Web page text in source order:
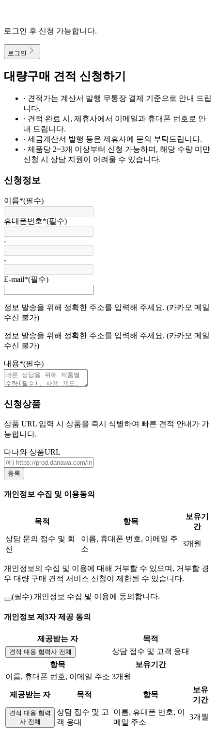
로그인 후 신청 가능합니다.
로그인
대량구매 견적 신청하기
· 견적가는 계산서 발행 무통장 결제 기준으로 안내 드립
니다.
· 견적 완료 시, 제휴사에서 이메일과 휴대폰 번호로 안
내 드립니다.
· 세금계산서 발행 등은 제휴사에 문의 부탁드립니다.
· 제품당 2~3개 이상부터 신청 가능하며, 해당 수량 미만
신청 시 상담 지원이 어려울 수 있습니다.
신청정보
이름*(필수)
휴대폰번호*(필수)
-
-
E-mail*(필수)
정보 발송을 위해 정확한 주소를 입력해 주세요. (카카오 메일
수신 불가)
정보 발송을 위해 정확한 주소를 입력해 주세요. (카카오 메일
수신 불가)
내용*(필수)
신청상품
상품 URL 입력 시 상품을 즉시 식별하여 빠른 견적 안내가 가
능합니다.
다나와 상품URL
등록
개인정보 수집 및 이용동의
목적 항목
보유기
간
상담 문의 접수 및 회
신
이름, 휴대폰 번호, 이메일 주
소
3개월
개인정보의 수집 및 이용에 대해 거부할 수 있으며, 거부할 경
우 대량 구매 견적 서비스 신청이 제한될 수 있습니다.
(필수) 개인정보 수집 및 이용에 동의합니다.
개인정보 제3자 제공 동의
제공받는 자 목적
견적 대응 협력사 전체
상담 접수 및 고객 응대
항목
보유기간
이름, 휴대폰 번호, 이메일 주소 3개월
제공받는 자 목적 항목
보유
기간
견적 대응 협력
사 전체
상담 접수 및 고
객 응대
이름, 휴대폰 번호, 이
메일 주소
3개월